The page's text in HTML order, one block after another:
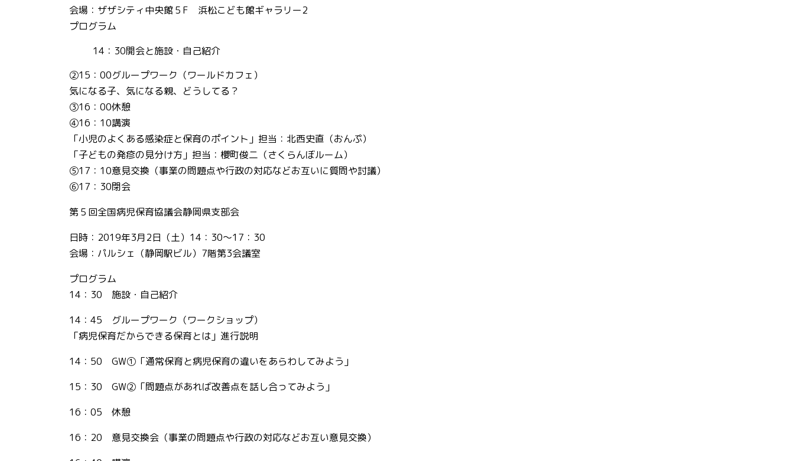
会場：ザザシティ中央館５F 浜松こども館ギャラリー2
プログラム
14：30開会と施設・自己紹介
②15：00グループワーク（ワールドカフェ）
気になる子、気になる親、どうしてる？
③16：00休憩
④16：10講演
「小児のよくある感染症と保育のポイント」担当：北西史直（おんぷ）
「子どもの発疹の見分け方」担当：櫻町俊二（さくらんぼルーム）
⑤17：10意見交換（事業の問題点や行政の対応などお互いに質問や討議）
⑥17：30閉会
第５回全国病児保育協議会静岡県支部会
日時：2019年3月2日（土）14：30～17：30
会場：パルシェ（静岡駅ビル）7階第3会議室
プログラム
14：30 施設・自己紹介
14：45 グループワーク（ワークショップ）
「病児保育だからできる保育とは」進行説明
14：50 GW①「通常保育と病児保育の違いをあらわしてみよう」
15：30 GW②「問題点があれば改善点を話し合ってみよう」
16：05 休憩
16：20 意見交換会（事業の問題点や行政の対応などお互い意見交換）